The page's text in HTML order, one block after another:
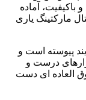
باکیفیت، آماده
مارکتینگ یاری
پیوسته است و
درست و
العاده ای دست